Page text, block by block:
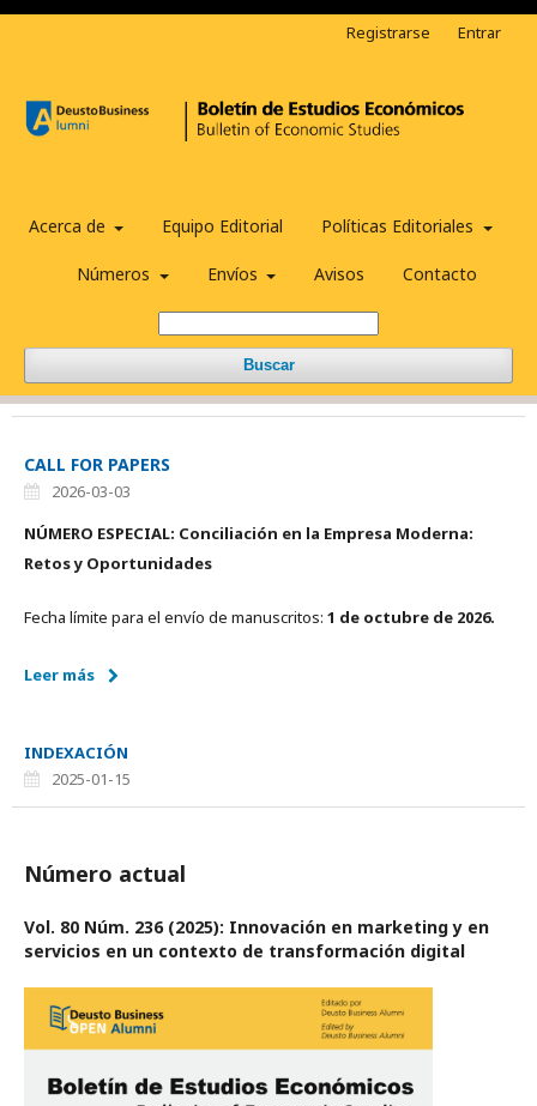
Acerca de Equipo Editorial Políticas Editoriales
Números Envíos Avisos Contacto
Buscar
Registrarse Entrar
CALL FOR PAPERS
2026-03-03
NÚMERO ESPECIAL: Conciliación en la Empresa Moderna:
Retos y Oportunidades
Fecha límite para el envío de manuscritos: 1 de octubre de 2026.
Leer más
INDEXACIÓN
2025-01-15
Número actual
Vol. 80 Núm. 236 (2025): Innovación en marketing y en
servicios en un contexto de transformación digital